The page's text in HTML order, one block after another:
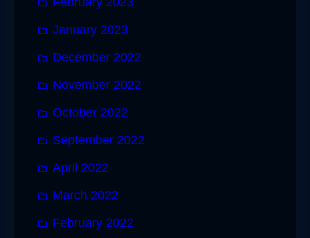
January 2023
December 2022
November 2022
October 2022
September 2022
April 2022
March 2022
February 2022